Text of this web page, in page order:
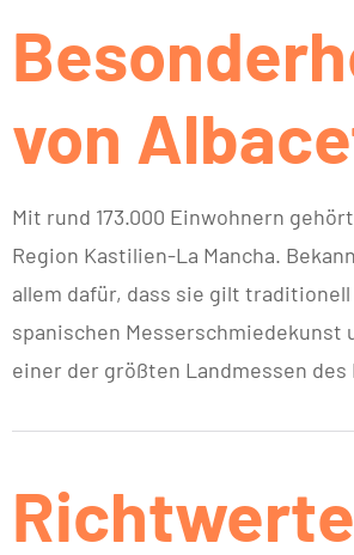
von
Mit rund 173.000 Einwohnern
Region Kastilien-La Mancha.
allem dafür, dass sie gilt
spanischen Messerschmiedekunst
einer der größten Landmessen des